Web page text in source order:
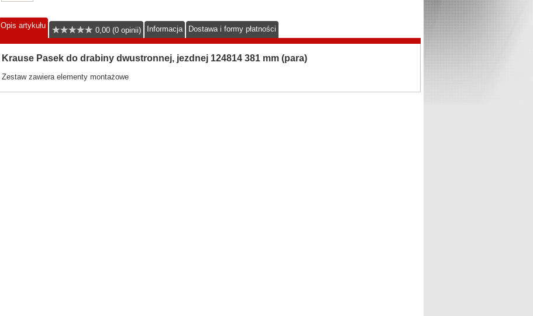
Opis artykułu
0,00 (0 opinii) Informacja Dostawa i formy płatności
Krause Pasek do drabiny dwustronnej, jezdnej 124814 381 mm (para)
Zestaw zawiera elementy montażowe